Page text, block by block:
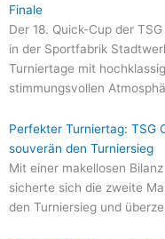
Finale
Der 18. Quick-Cup der
in der Sportfabrik
Turniertage mit
stimmungsvollen
Perfekter Turniertag: TSG
souverän den Turniersieg
Mit einer makellosen
sicherte sich die zweite
den Turniersieg und